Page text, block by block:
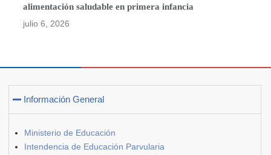
alimentación saludable en primera infancia
julio 6, 2026
Información General
Ministerio de Educación
Intendencia de Educación Parvularia